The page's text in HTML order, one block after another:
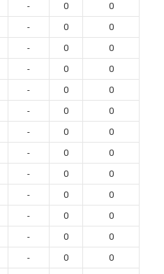
- 0
0
- 0
0
- 0
0
- 0
0
- 0
0
- 0
0
- 0
0
- 0
0
- 0
0
- 0
0
- 0
0
- 0
0
- 0
0